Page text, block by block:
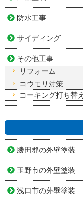
防水工事
サイディング
その他工事
リフォーム
コウモリ対策
コーキング打ち替え
勝田郡の外壁塗装
玉野市の外壁塗装
浅口市の外壁塗装